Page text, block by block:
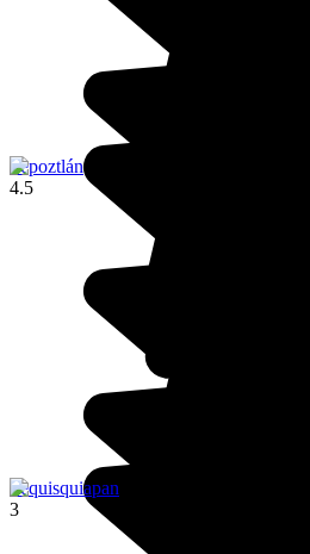
Tepoztlán
4.5
Tequisquiapan
3